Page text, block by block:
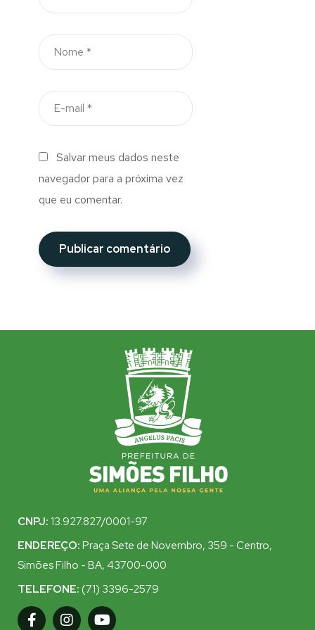
Salvar meus dados neste
navegador para a próxima vez
que eu comentar.
CNPJ: 13.927.827/0001-97
ENDEREÇO: Praça Sete de Novembro, 359 - Centro,
Simões Filho - BA, 43700-000
TELEFONE: (71) 3396-2579